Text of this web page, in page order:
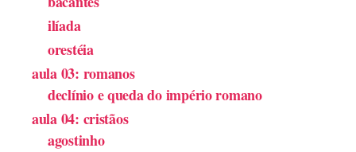
ilíada
orestéia
aula 03: romanos
declínio e queda do império romano
aula 04: cristãos
agostinho